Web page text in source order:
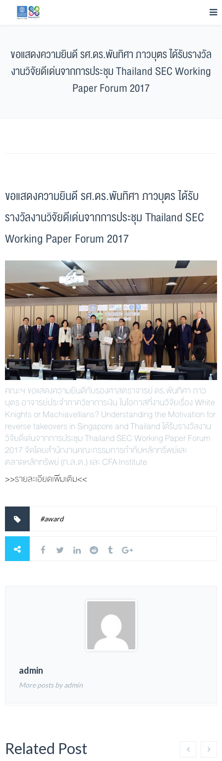
ขอแสดงความยินดี รศ.ดร.พันทิศา ภาวบุตร ได้รับรางวัล
งานวิจัยดีเด่นจากการประชุม Thailand SEC Working
Paper Forum 2017
ขอแสดงความยินดี รศ.ดร.พันทิศา ภาวบุตร ได้รับ
รางวัลงานวิจัยดีเด่นจากการประชุม Thailand SEC
Working Paper Forum 2017
คณะฯ ขอแสดงความยินดีกับรองศาสตราจารย์ ดร.พันทิศา ภาว
บุตร อาจารย์ประจำภาควิชาการเงิน ในโอกาสที่งานวิจัยเรื่อง White
Knights or Machiavellians? Understanding the Motivation for
reverse takeovers in Singapore and Thailand ได้รับรางวัลงาน
วิจัยดีเด่นจากการประชุม Thailand SEC Working Paper Forum
2017 จัดโดยสำนักงานคณะกรรมการกำกับหลักทรัพย์และ
ตลาดหลักทรัพย์ (ก.ล.ต.) และ CFA Institute
>>รายละเอียดเพิ่มเติม<<
#award
admin
More posts by admin
Related Post